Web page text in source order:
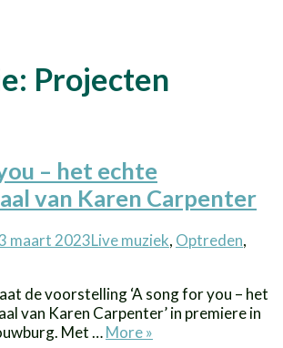
Projecten
– het echte
van Karen Carpenter
maart 2023Categories
Live muziek, Optreden,
de voorstelling ‘A song for you – het
van Karen Carpenter’ in premiere in
Met …MoreA
»